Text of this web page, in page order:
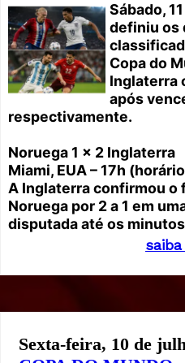
Sábado,
definiu os
Copa do
Inglaterra
após
respectivamente.
Noruega 1 x 2 Inglaterra
Miami, EUA – 17h
A Inglaterra confirmou o
Noruega por 2 a 1 em
disputada até os
Sexta-feira, 10 de